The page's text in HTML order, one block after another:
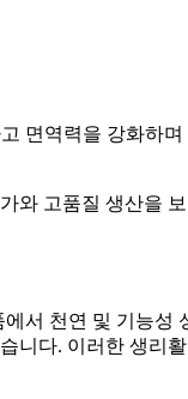
면역력을 강화하며
와 고품질 생산을
서 천연 및 기능성
니다. 이러한 생리